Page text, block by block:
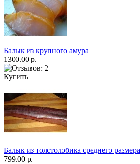
Балык из крупного амура
1300.00 р.
Купить
Балык из толстолобика среднего размера
799.00 р.